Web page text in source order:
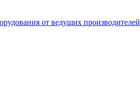
от ведущих производителей